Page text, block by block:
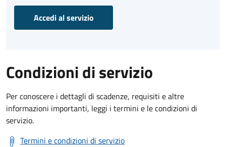
Accedi al servizio
Condizioni di servizio
Per conoscere i dettagli di scadenze, requisiti e altre
informazioni importanti, leggi i termini e le condizioni di
servizio.
Termini e condizioni di servizio